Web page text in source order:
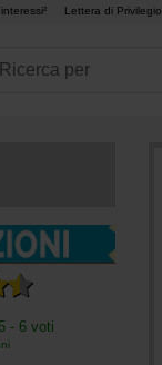
Lettera di Privilegio
- 6 voti